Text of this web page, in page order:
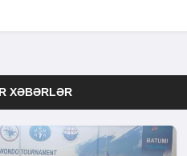
XƏBƏRLƏR